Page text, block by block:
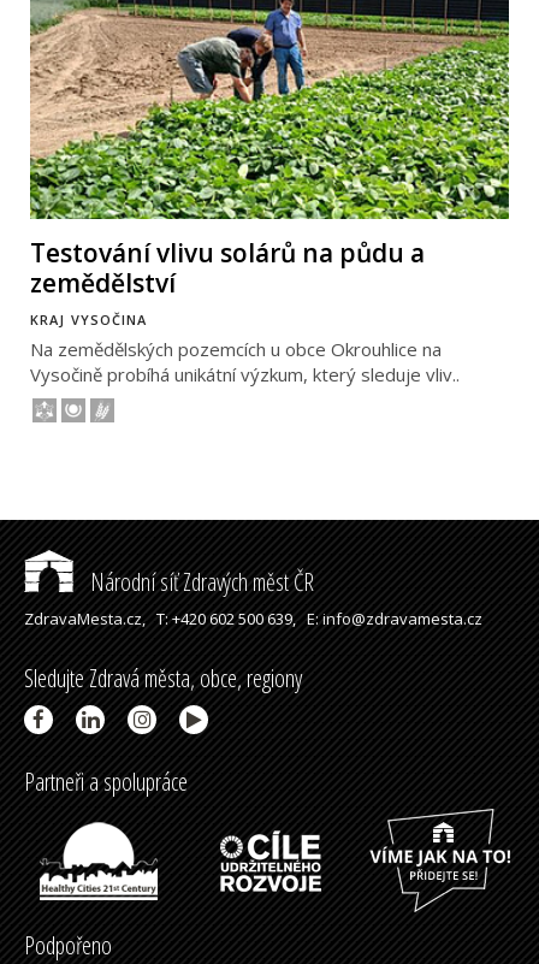
Testování vlivu solárů na půdu a
zemědělství
KRAJ VYSOČINA
Na zemědělských pozemcích u obce Okrouhlice na
Vysočině probíhá unikátní výzkum, který sleduje vliv..
Národní síť Zdravých měst ČR
ZdravaMesta.cz,T: +420 602 500 639,E: info@zdravamesta.cz
Sledujte Zdravá města, obce, regiony
Partneři a spolupráce
Podpořeno